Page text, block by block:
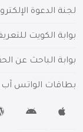
لجنة الدعوة
بوابة الكويت
بوابة الباحث عن
بطاقات الواتس آب